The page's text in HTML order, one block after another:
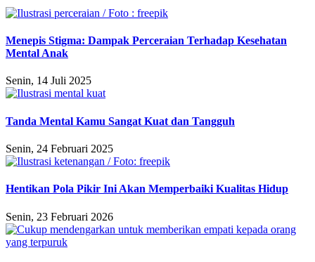
Menepis Stigma: Dampak Perceraian Terhadap Kesehatan
Mental Anak
Senin, 14 Juli 2025
Tanda Mental Kamu Sangat Kuat dan Tangguh
Senin, 24 Februari 2025
Hentikan Pola Pikir Ini Akan Memperbaiki Kualitas Hidup
Senin, 23 Februari 2026